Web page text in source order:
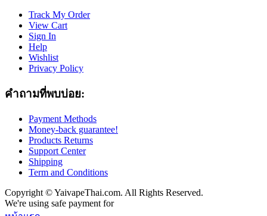
Track My Order
View Cart
Sign In
Help
Wishlist
Privacy Policy
คำถามที่พบบ่อย:
Payment Methods
Money-back guarantee!
Products Returns
Support Center
Shipping
Term and Conditions
Copyright © YaivapeThai.com. All Rights Reserved.
We're using safe payment for